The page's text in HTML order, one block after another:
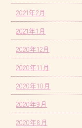
2021年2月
2021年1月
2020年12月
2020年11月
2020年10月
2020年9月
2020年8月